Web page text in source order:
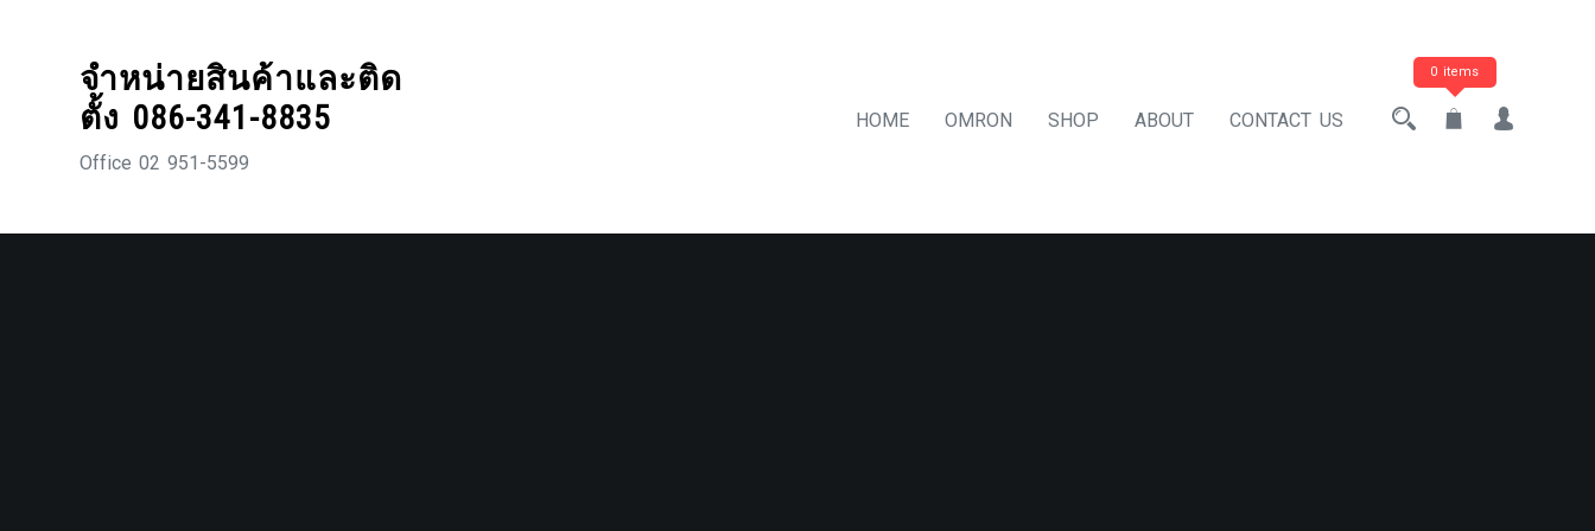
จำหน่ายสินค้าและติด
ตั้ง 086-341-8835
Office 02 951-5599
HOME OMRON SHOP ABOUT CONTACT US
0 items